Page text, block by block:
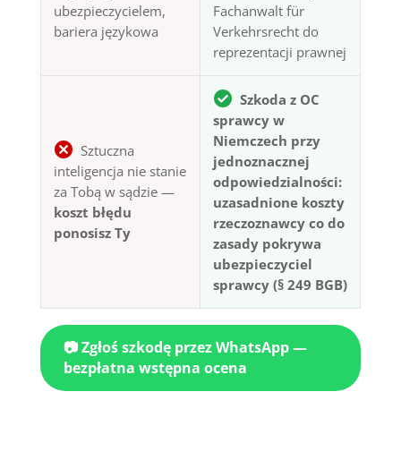
ubezpieczycielem,
bariera językowa
Fachanwalt für
Verkehrsrecht do
reprezentacji prawnej
Sztuczna
inteligencja nie stanie
za Tobą w sądzie —
koszt błędu
ponosisz Ty
Szkoda z OC
sprawcy w
Niemczech przy
jednoznacznej
odpowiedzialności:
uzasadnione koszty
rzeczoznawcy co do
zasady pokrywa
ubezpieczyciel
sprawcy (§ 249 BGB)
📷 Zgłoś szkodę przez WhatsApp —
bezpłatna wstępna ocena